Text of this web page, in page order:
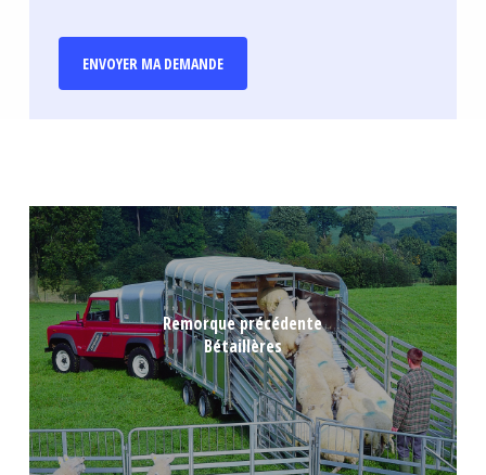
Remorque précédente
Bétaillères